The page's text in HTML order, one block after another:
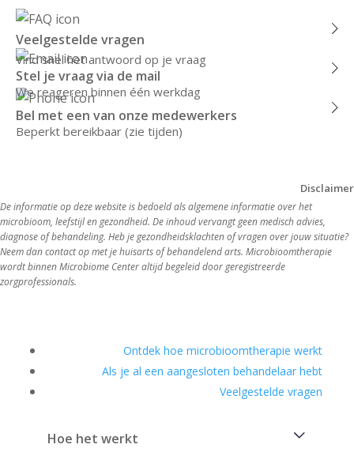
Veelgestelde vragen
Vind snel het antwoord op je vraag
Stel je vraag via de mail
We reageren binnen één werkdag
Bel met een van onze medewerkers
Beperkt bereikbaar (zie tijden)
Disclaimer
De informatie op deze website is bedoeld als algemene informatie over het
microbioom, leefstijl en gezondheid. De inhoud vervangt geen medisch advies,
diagnose of behandeling. Heb je gezondheidsklachten of vragen over jouw situatie?
Neem dan contact op met je huisarts of behandelend arts. Microbioomtherapie
wordt binnen Microbiome Center altijd begeleid door geregistreerde
zorgprofessionals.
Ontdek hoe microbioomtherapie werkt
Als je al een aangesloten behandelaar hebt
Veelgestelde vragen
Hoe het werkt